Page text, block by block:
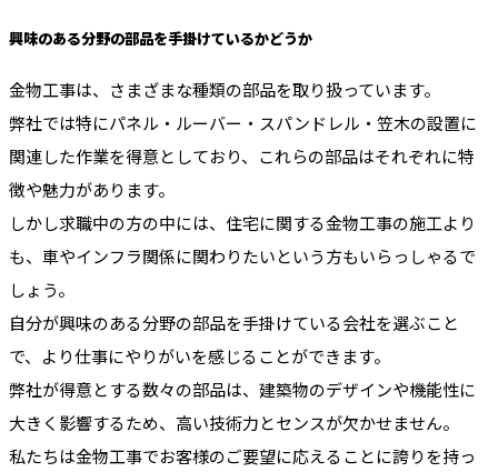
興味のある分野の部品を手掛けているかどうか
金物工事は、さまざまな種類の部品を取り扱っています。
弊社では特にパネル・ルーバー・スパンドレル・笠木の設置に
関連した作業を得意としており、これらの部品はそれぞれに特
徴や魅力があります。
しかし求職中の方の中には、住宅に関する金物工事の施工より
も、車やインフラ関係に関わりたいという方もいらっしゃるで
しょう。
自分が興味のある分野の部品を手掛けている会社を選ぶこと
で、より仕事にやりがいを感じることができます。
弊社が得意とする数々の部品は、建築物のデザインや機能性に
大きく影響するため、高い技術力とセンスが欠かせません。
私たちは金物工事でお客様のご要望に応えることに誇りを持っ